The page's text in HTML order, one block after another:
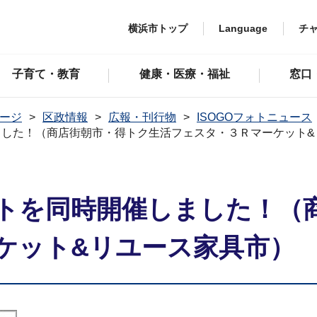
横浜市トップ Language チ
子育て・教育 健康・医療・福祉 窓口
ジ 区政情報 広報・刊行物
ISOGOフォトニュース
た！（商店街朝市・得トク生活フェスタ・３Ｒマーケット
を同時開催しました！（
ト&リユース家具市）